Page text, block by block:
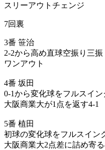
スリーアウトチェンジ
7回裏
3番 笹治
2-2から高め直球空振り三振
ワンアウト
4番 坂田
0-1から変化球をフルスイ
大阪商業大が1点を返す4-1
5番 植田
初球の変化球をフルスイン
大阪商業大2点差に詰め寄る